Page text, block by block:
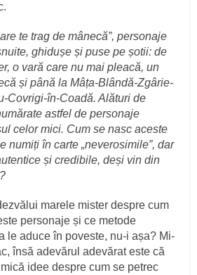
te trag de mânecă”, personaje
ghidușe și puse pe șotii: de
o vară care nu mai pleacă, un
și până la Mâța-Blândă-Zgârie-
Covrigi-în-Coadă. Alături de
astfel de personaje
celor mici. Cum se nasc aceste
numiți în carte „neverosimile”, dar
și credibile, deși vin din
marele mister despre cum
personaje și ce metode
le aduce în poveste, nu-i așa? Mi-
însă adevărul adevărat este că
idee despre cum se petrec